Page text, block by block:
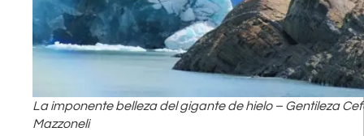
La imponente belleza del gigante de hielo – Gentileza
Mazzoneli